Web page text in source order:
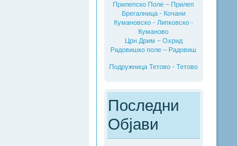
Прилепско Поле – Прилеп
Брегалница - Кочани
Кумановско - Липковско -
Куманово
Црн Дрим – Охрид
Радовишко поле – Радовиш
Подружница Тетово - Тетово
Последни
Објави